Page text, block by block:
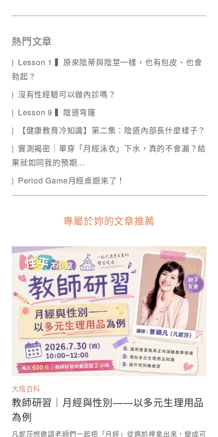
熱門文章
Lesson 1 ▍原來陰蒂與陰莖一樣，也有包皮、也會
勃起？
沒有性經驗可以做內診嗎？
Lesson 9 ▍陰道穹窿
【健康教育冷知識】第二集：陰道內部長什麼樣子？
實測揭密｜單穿「月經泳衣」下水，真的不會漏？結
果就如同我的預期…
Period Game月經桌遊來了！
專屬於妳的文章推薦
大陰百科
教師研習｜月經與性別——以多元生理用品
為例
凡妮莎想邀請老師們一起把「月經」從尷尬裡拿出來，變成可